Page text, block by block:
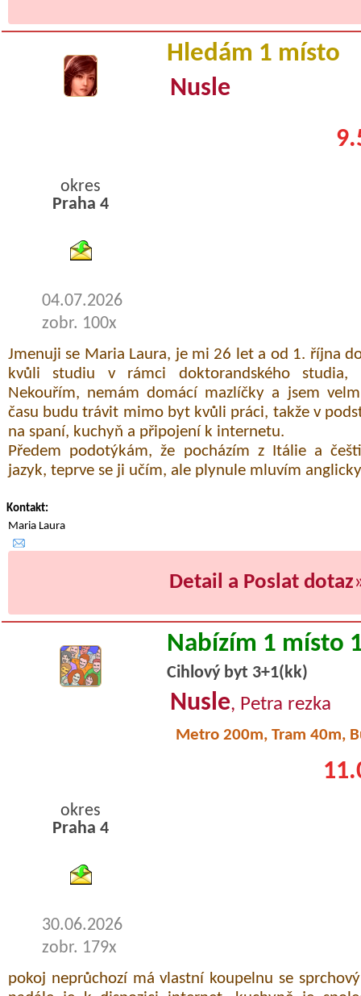
Hledám 1 místo
Nusle
okres
Praha 4
04.07.2026
zobr. 100x
Jmenuji se Maria Laura, je mi 26 let a od 1. října
kvůli studiu v rámci doktorandského studia,
Nekouřím, nemám domácí mazlíčky a jsem
času budu trávit mimo byt kvůli práci, takže v
na spaní, kuchyň a připojení k internetu.
Předem podotýkám, že pocházím z Itálie a
jazyk, teprve se ji učím, ale plynule mluvím
Kontakt:
Maria Laura
Detail a Poslat dotaz
Nabízím 1 místo
Cihlový byt 3+1(kk)
Nusle, Petra rezka
Metro 200m, Tram 40m,
okres
Praha 4
30.06.2026
zobr. 179x
pokoj neprůchozí má vlastní koupelnu se